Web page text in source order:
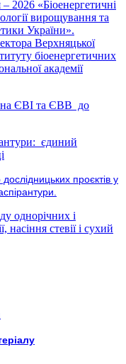
2026 «Біоенергетичні
вирощування та
України».
Верхняцької
біоенергетичних
академії
на ЄВІ та ЄВВ до
єдиний
проєктів у
однорічних і
насіння стевії і сухий